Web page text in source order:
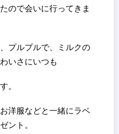
ので会いに行ってきま
プルプルで、ミルクの
いさにいつも
。
洋服などと一緒にラベ
ント。